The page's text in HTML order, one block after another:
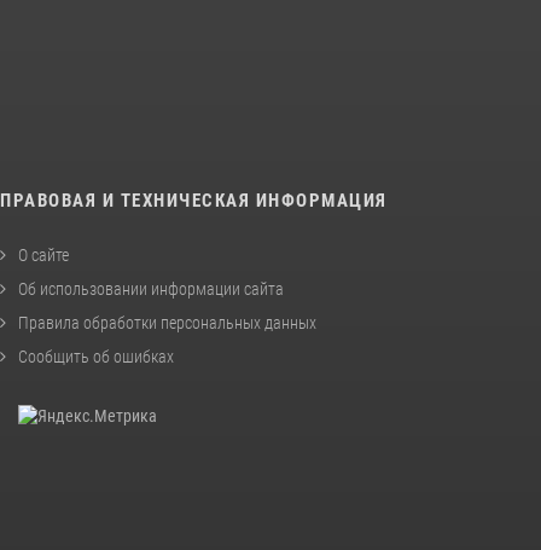
ПРАВОВАЯ И ТЕХНИЧЕСКАЯ ИНФОРМАЦИЯ
О сайте
Об использовании информации сайта
Правила обработки персональных данных
Сообщить об ошибках